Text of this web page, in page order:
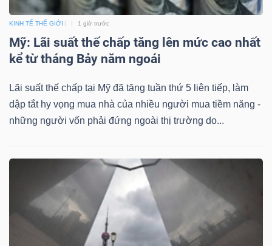
KINH TẾ THẾ GIỚI 1 giờ trước
Mỹ: Lãi suất thế chấp tăng lên mức cao nhất
kể từ tháng Bảy năm ngoái
Lãi suất thế chấp tại Mỹ đã tăng tuần thứ 5 liên tiếp, làm
dập tắt hy vọng mua nhà của nhiều người mua tiềm năng -
những người vốn phải đứng ngoài thị trường do...